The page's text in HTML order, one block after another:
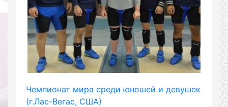
Чемпионат мира среди юношей и девушек
(г.Лас-Вегас, США)